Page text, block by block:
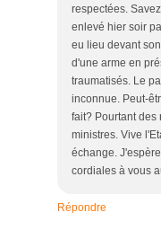
respectées.
enlevé hier soir
eu lieu devant
d'une arme en
traumatisés. Le
inconnue. Peut-
fait? Pourtant des
ministres. Vive
échange.
cordiales à vous
Répondre